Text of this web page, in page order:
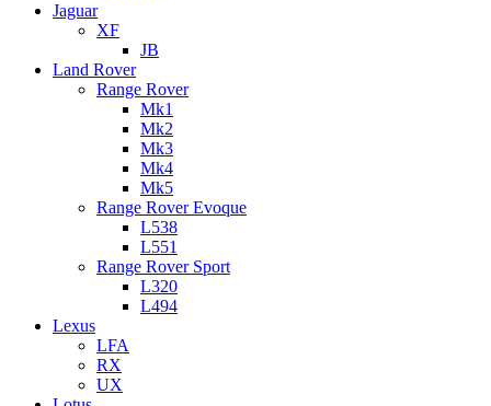
Jaguar
XF
JB
Land Rover
Range Rover
Mk1
Mk2
Mk3
Mk4
Mk5
Range Rover Evoque
L538
L551
Range Rover Sport
L320
L494
Lexus
LFA
RX
UX